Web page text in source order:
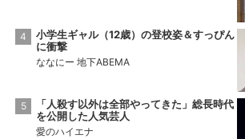
小学生ギャル（12歳）の登校姿＆すっぴん
に衝撃
ななにー 地下ABEMA
「人殺す以外は全部やってきた」総長時代
を公開した人気芸人
愛のハイエナ